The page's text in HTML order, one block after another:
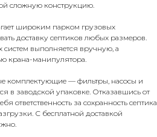
сложную конструкцию.
широким парком грузовых
доставку септиков любых размеров.
систем выполняется вручную, а
крана-манипулятора.
комплектующие — фильтры, насосы и
в заводской упаковке. Отказавшись от
ответственность за сохранность септика
С бесплатной доставкой